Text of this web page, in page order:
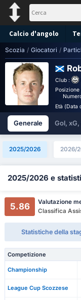
Calcio d'angolo
Pronostico
Scozia / Giocatori /
Club :
Posizione
Età (Data
Generale Gol,
2025/2026 2026/
2025/2026 e
5.86
Valutazione
Classifica
Statistiche della
Competizione
Championship
League Cup Scozzese